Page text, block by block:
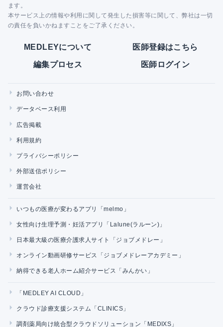
ます。
本サービス上の情報や利用に関して発生した損害等に関して、弊社は一切
の責任を負いかねますことをご了承ください。
MEDLEYについて 医師登録はこちら
編集プロセス 医師ログイン
お問い合わせ
データベース利用
広告掲載
利用規約
プライバシーポリシー
外部送信ポリシー
運営会社
いつもの医療が変わるアプリ「melmo」
女性向け生理予測・妊活アプリ「Lalune(ラルーン)」
日本最大級の医療介護求人サイト「ジョブメドレー」
オンライン動画研修サービス「ジョブメドレーアカデミー」
納得できる老人ホーム紹介サービス「みんかい」
「MEDLEY AI CLOUD」
クラウド診療支援システム「CLINICS」
調剤薬局向け統合型クラウドソリューション「MEDIXS」